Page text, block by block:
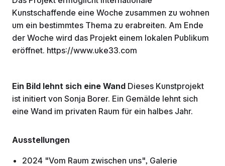
Kunstschaffende eine Woche zusammen zu wohnen
um ein bestimmtes Thema zu erabreiten. Am Ende
der Woche wird das Projekt einem lokalen Publikum
eröffnet. https://www.uke33.com
Ein Bild lehnt sich eine Wand Dieses Kunstprojekt
ist initiert von Sonja Borer. Ein Gemälde lehnt sich
eine Wand im privaten Raum für ein halbes Jahr.
Ausstellungen
2024 "Vom Raum zwischen uns", Galerie